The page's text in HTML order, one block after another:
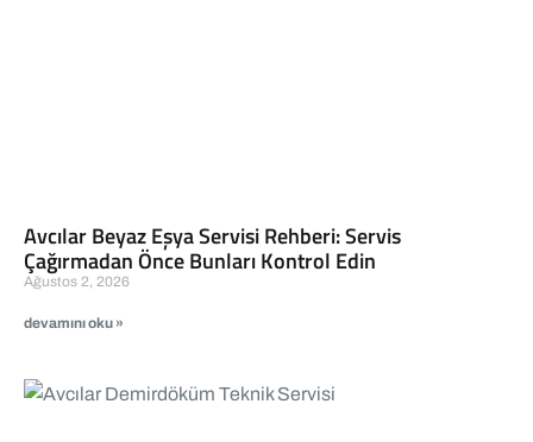
Avcılar Beyaz Eşya Servisi Rehberi: Servis
Çağırmadan Önce Bunları Kontrol Edin
Ağustos 2, 2026
devamını oku »